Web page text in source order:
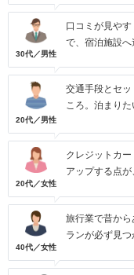
30代／男性
口コミが見や
で、宿泊施設へ
20代／男性
交通手段とセ
ころ。泊まりた
20代／女性
クレジットカ
アップする点が
40代／女性
旅行業で昔か
ランが必ず見つ